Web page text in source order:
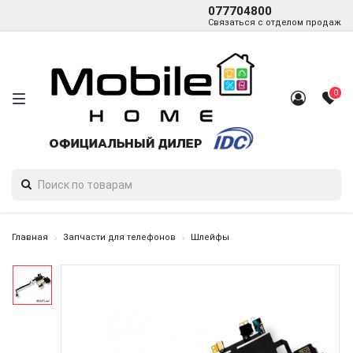
077704800
Связаться с отделом продаж
0
Главная Запчасти для телефонов Шлейфы